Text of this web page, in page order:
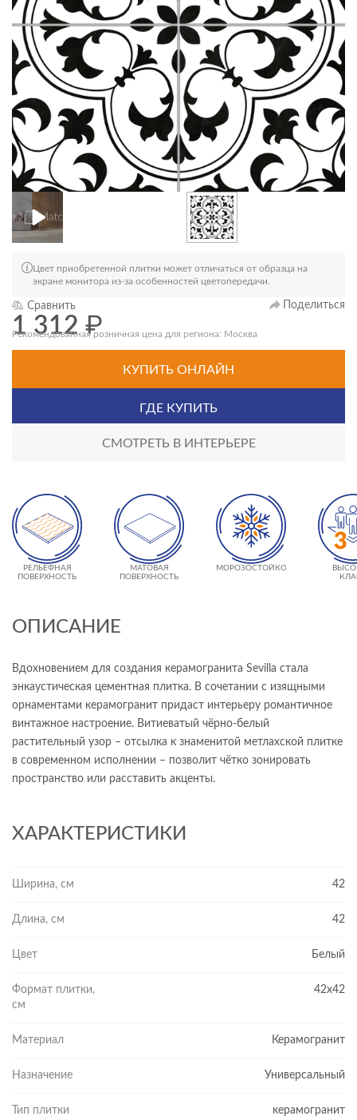
Цвет приобретенной плитки может отличаться от образца на
экране монитора из-за особенностей цветопередачи.
Сравнить Поделиться
1 312₽
Рекомендованная розничная цена для региона: Москва
КУПИТЬ ОНЛАЙН
ГДЕ КУПИТЬ
СМОТРЕТЬ В ИНТЕРЬЕРЕ
РЕЛЬЕФНАЯ
ПОВЕРХНОСТЬ
МАТОВАЯ
ПОВЕРХНОСТЬ
МОРОЗОСТОЙКОСТЬ
ОПИСАНИЕ
Вдохновением для создания керамогранита Sevilla стала
энкаустическая цементная плитка. В сочетании с изящными
орнаментами керамогранит придаст интерьеру романтичное
винтажное настроение. Витиеватый чёрно-белый
растительный узор – отсылка к знаменитой метлахской плитке
в современном исполнении – позволит чётко зонировать
пространство или расставить акценты.
ХАРАКТЕРИСТИКИ
Ширина, см 42
Длина, см 42
Цвет Белый
Формат плитки,
см
42x42
Материал Керамогранит
Назначение Универсальный
Тип плитки керамогранит